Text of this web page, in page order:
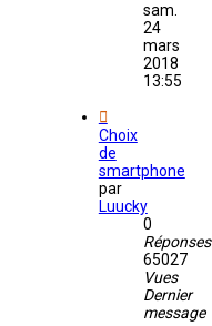
sam.
24
mars
2018
13:55
Choix
de
smartphone
par
Luucky
0
Réponses
65027
Vues
Dernier
message